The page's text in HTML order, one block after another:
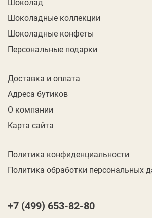
Шоколадные коллекции
Шоколадные конфеты
Персональные подарки
Доставка и оплата
Адреса бутиков
О компании
Карта сайта
Политика конфиденциальности
Политика обработки персональных
+7 (499) 653-82-80